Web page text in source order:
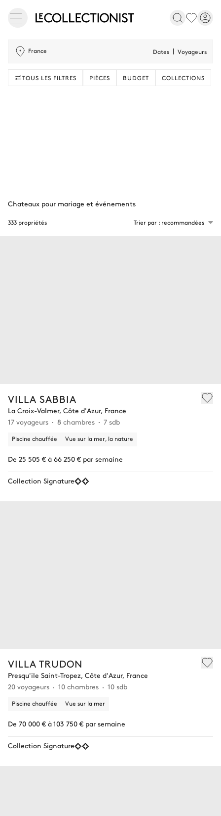
France Dates Voyageurs
TOUS LES FILTRES PIÈCES BUDGET COLLECTIONS
VILLA SABBIA
La Croix-Valmer, Côte d'Azur, France
17 voyageurs
8 chambres 7 sdb
Piscine chauffée Vue sur la mer, la nature
De 25 505 € à 66 250 € par semaine
Collection Signature
VILLA TRUDON
Presqu'ile Saint-Tropez, Côte d'Azur, France
20 voyageurs
10 chambres 10 sdb
Piscine chauffée Vue sur la mer
De 70 000 € à 103 750 € par semaine
Collection Signature
333 propriétés Trier par : recommandées
Chateaux pour mariage et événements